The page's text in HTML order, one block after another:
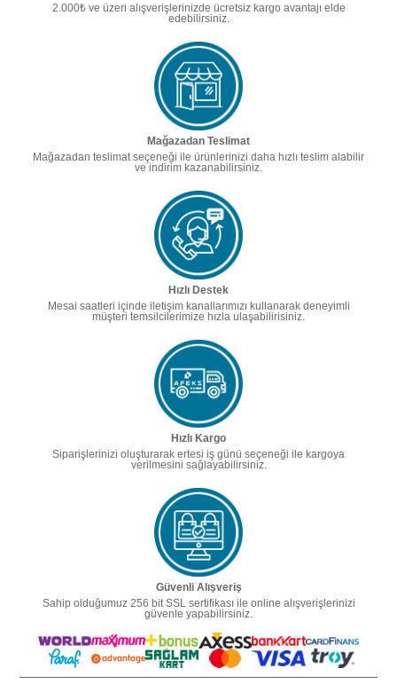
2.000₺ ve üzeri alışverişlerinizde ücretsiz kargo avantajı elde
edebilirsiniz.
Mağazadan Teslimat
Mağazadan teslimat seçeneği ile ürünlerinizi daha hızlı teslim alabilir
ve indirim kazanabilirsiniz.
Hızlı Destek
Mesai saatleri içinde iletişim kanallarımızı kullanarak deneyimli
müşteri temsilcilerimize hızla ulaşabilirisiniz.
Hızlı Kargo
Siparişlerinizi oluşturarak ertesi iş günü seçeneği ile kargoya
verilmesini sağlayabilirsiniz.
Güvenli Alışveriş
Sahip olduğumuz 256 bit SSL sertifikası ile online alışverişlerinizi
güvenle yapabilirsiniz.